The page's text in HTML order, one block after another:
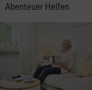
Abenteuer Helfen